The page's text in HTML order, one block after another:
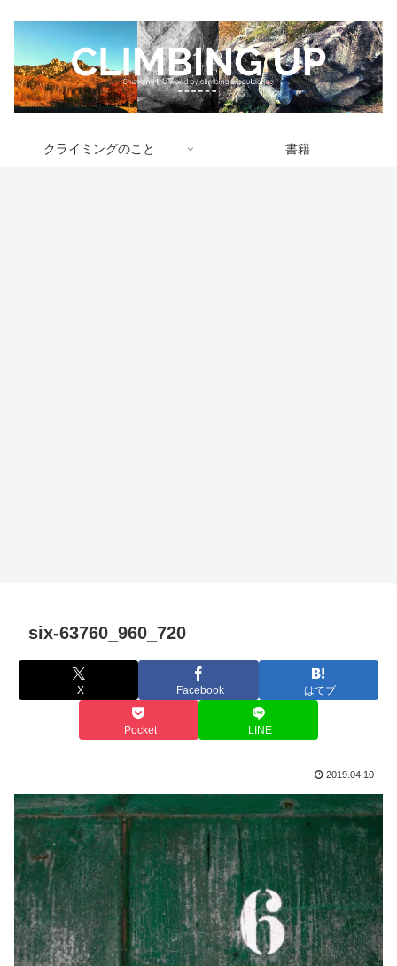
クライミングのこと 書籍
six-63760_960_720
X Facebook はてブ
Pocket LINE
2019.04.10